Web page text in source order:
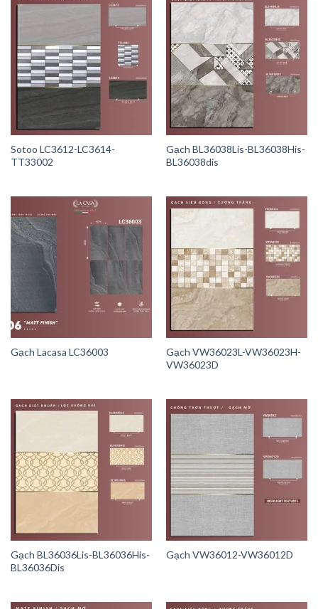
Sotoo LC3612-LC3614-
TT33002
Gạch BL36038Lis-BL36038His-
BL36038dis
Gạch Lacasa LC36003
Gạch VW36023L-VW36023H-
VW36023D
Gạch BL36036Lis-BL36036His-
BL36036Dis
Gạch VW36012-VW36012D